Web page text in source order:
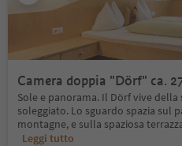
Camera doppia "Dörf" ca.
Sole e panorama. Il Dörf vive
soleggiato. Lo sguardo spazia sul
montagne, e sulla spaziosa
Leggi tutto